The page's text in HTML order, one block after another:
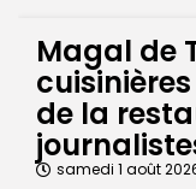
Magal de
de la
samedi 1 août 2026